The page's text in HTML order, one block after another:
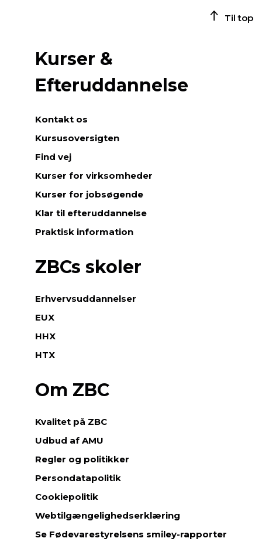
Til top
Kurser &
Efteruddannelse
Kontakt os
Kursusoversigten
Find vej
Kurser for virksomheder
Kurser for jobsøgende
Klar til efteruddannelse
Praktisk information
ZBCs skoler
Erhvervsuddannelser
EUX
HHX
HTX
Om ZBC
Kvalitet på ZBC
Udbud af AMU
Regler og politikker
Persondatapolitik
Cookiepolitik
Webtilgængelighedserklæring
Se Fødevarestyrelsens smiley-rapporter